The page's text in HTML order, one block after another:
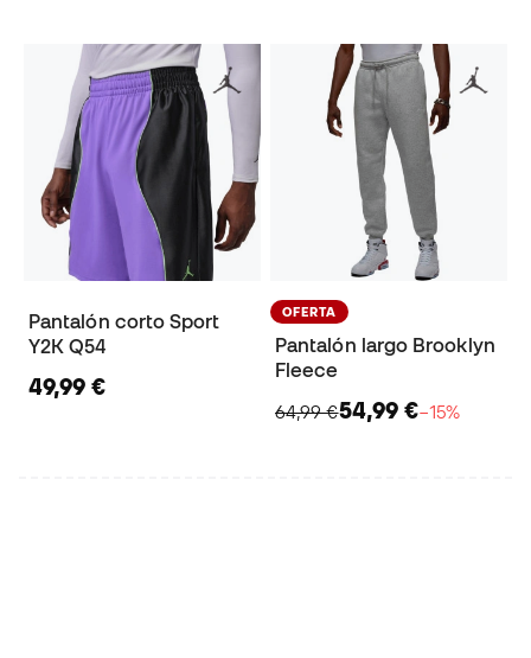
Pantalón corto Sport
Y2K Q54
49,99 €
OFERTA
Pantalón largo Brooklyn
Fleece
64,99 €54,99 €−15%